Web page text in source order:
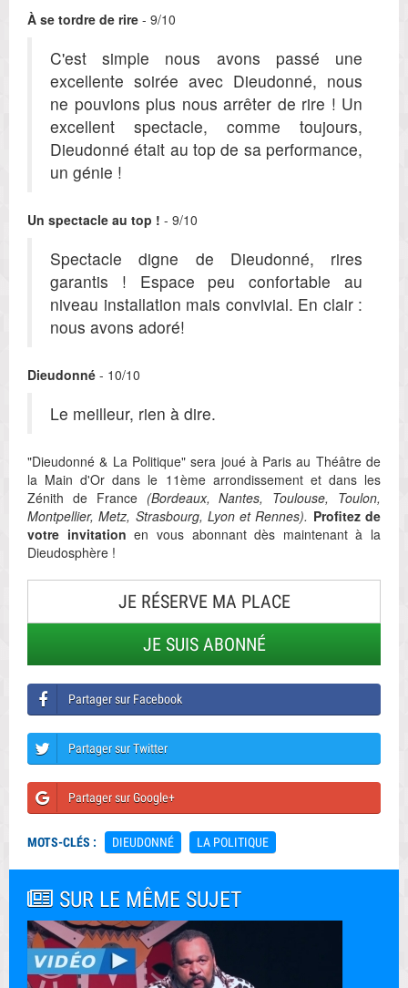
À se tordre de rire - 9/10
C'est simple nous avons passé une
excellente soirée avec Dieudonné, nous
ne pouvions plus nous arrêter de rire ! Un
excellent spectacle, comme toujours,
Dieudonné était au top de sa performance,
un génie !
Un spectacle au top ! - 9/10
Spectacle digne de Dieudonné, rires
garantis ! Espace peu confortable au
niveau installation mais convivial. En clair :
nous avons adoré!
Dieudonné - 10/10
Le meilleur, rien à dire.
"Dieudonné & La Politique" sera joué à Paris au Théâtre de
la Main d'Or dans le 11ème arrondissement et dans les
Zénith de France (Bordeaux, Nantes, Toulouse, Toulon,
Montpellier, Metz, Strasbourg, Lyon et Rennes). Profitez de
votre invitation en vous abonnant dès maintenant à la
Dieudosphère !
JE RÉSERVE MA PLACE
JE SUIS ABONNÉ
Partager sur Facebook
Partager sur Twitter
Partager sur Google+
MOTS-CLÉS : DIEUDONNÉ LA POLITIQUE
SUR LE MÊME SUJET